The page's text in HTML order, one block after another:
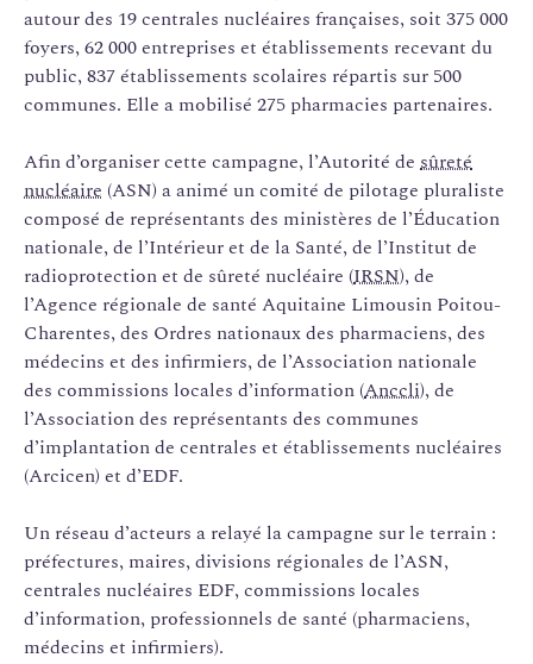
autour des 19 centrales nucléaires françaises, soit 375 000
foyers, 62 000 entreprises et établissements recevant du
public, 837 établissements scolaires répartis sur 500
communes. Elle a mobilisé 275 pharmacies partenaires.
Afin d’organiser cette campagne, l’Autorité de sûreté
nucléaire (ASN) a animé un comité de pilotage pluraliste
composé de représentants des ministères de l’Éducation
nationale, de l’Intérieur et de la Santé, de l’Institut de
radioprotection et de sûreté nucléaire (IRSN), de
l’Agence régionale de santé Aquitaine Limousin Poitou-
Charentes, des Ordres nationaux des pharmaciens, des
médecins et des infirmiers, de l’Association nationale
des commissions locales d’information (Anccli), de
l’Association des représentants des communes
d’implantation de centrales et établissements nucléaires
(Arcicen) et d’EDF.
Un réseau d’acteurs a relayé la campagne sur le terrain :
préfectures, maires, divisions régionales de l’ASN,
centrales nucléaires EDF, commissions locales
d’information, professionnels de santé (pharmaciens,
médecins et infirmiers).